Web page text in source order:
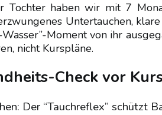
Tochter haben wir mit 7
Untertauchen,
Moment von ihr
nicht Kurspläne.
Check vor
Der “Tauchreflex” schützt